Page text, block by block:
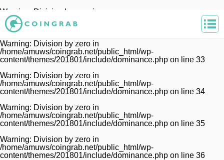
Warning
: Division by zero in
/home/amuws/coingrab.net/public_html/wp-
content/themes/201801/include/dominance.php
32
Warning: Division by zero in
/home/amuws/coingrab.net/public_html/wp-
content/themes/201801/include/dominance.php on line 33
Warning: Division by zero in
/home/amuws/coingrab.net/public_html/wp-
content/themes/201801/include/dominance.php on line 34
Warning: Division by zero in
/home/amuws/coingrab.net/public_html/wp-
content/themes/201801/include/dominance.php on line 35
Warning: Division by zero in
/home/amuws/coingrab.net/public_html/wp-
content/themes/201801/include/dominance.php on line 36